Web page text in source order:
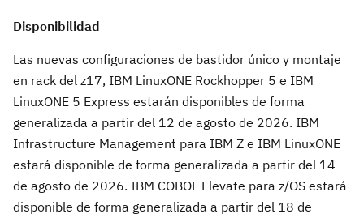
Disponibilidad
Las nuevas configuraciones de bastidor único y montaje
en rack del z17, IBM LinuxONE Rockhopper 5 e IBM
LinuxONE 5 Express estarán disponibles de forma
generalizada a partir del 12 de agosto de 2026. IBM
Infrastructure Management para IBM Z e IBM LinuxONE
estará disponible de forma generalizada a partir del 14
de agosto de 2026. IBM COBOL Elevate para z/OS estará
disponible de forma generalizada a partir del 18 de